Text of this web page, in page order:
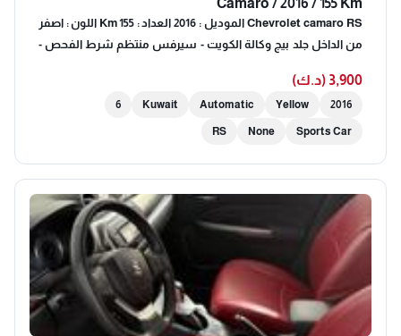
Camaro / 2016 / 155 Km
Chevrolet camaro RS الموديل : 2016 العداد : 155 Km اللون : اصفر
من الداخل جلد بيج وكالة الكويت - سيرفس منتظم شرط الفحص -
3,900 (د.ك)
2016
Yellow
Automatic
Kuwait
6
Sports Car
None
RS